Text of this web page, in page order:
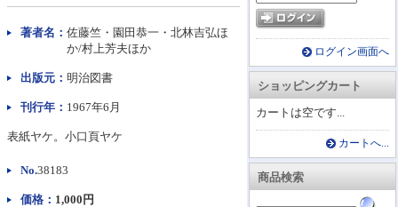
ログイン画面へ
ショッピングカート
カートは空です...
カートへ...
商品検索
著者名： 佐藤竺・園田恭一・北林吉弘ほ
か/村上芳夫ほか
出版元： 明治図書
刊行年： 1967年6月
表紙ヤケ。小口頁ヤケ
No.38183
価格： 1,000円